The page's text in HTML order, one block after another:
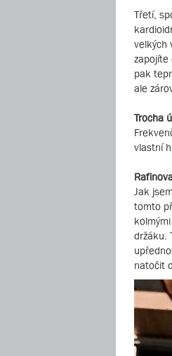
Třetí,
velkých
zapojíte
pak
ale
Trocha
vlastní
Jak
tomto
držáku.
natočit